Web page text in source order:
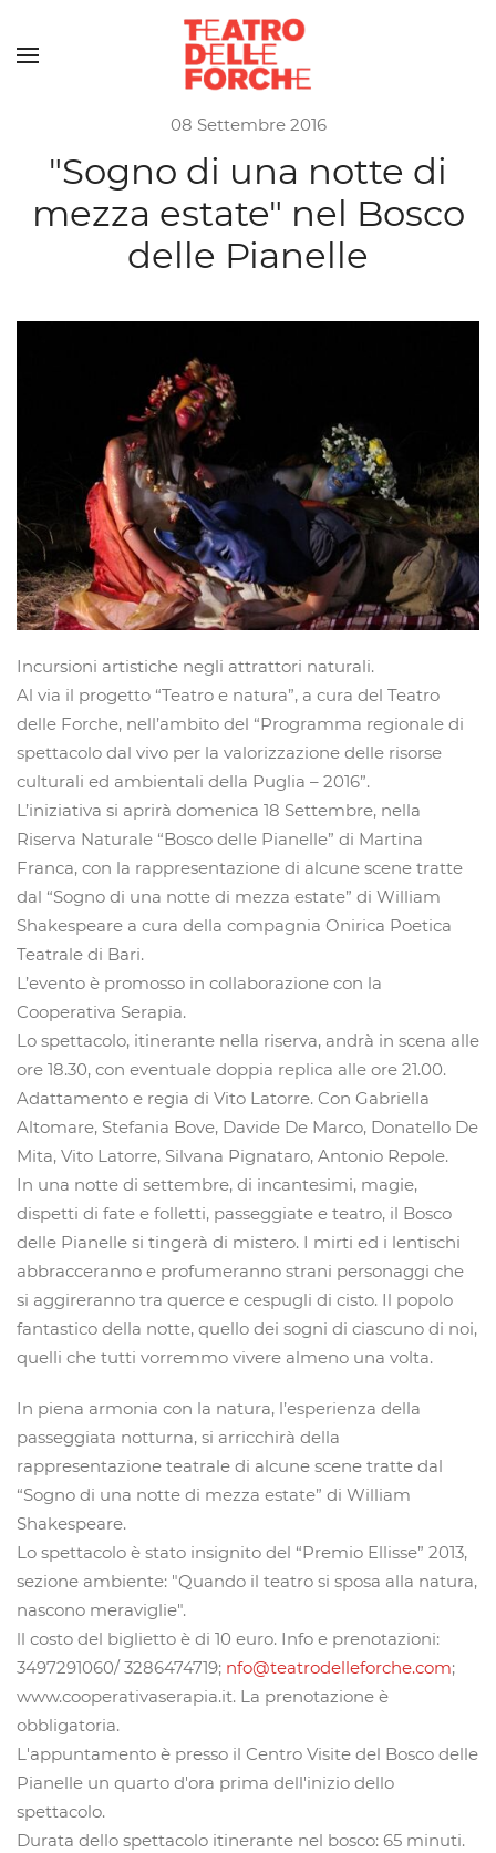
Skip to main content
08 Settembre 2016
"Sogno di una notte di
mezza estate" nel Bosco
delle Pianelle
Incursioni artistiche negli attrattori naturali.
Al via il progetto “Teatro e natura”, a cura del Teatro
delle Forche, nell’ambito del “Programma regionale di
spettacolo dal vivo per la valorizzazione delle risorse
culturali ed ambientali della Puglia – 2016”.
L’iniziativa si aprirà domenica 18 Settembre, nella
Riserva Naturale “Bosco delle Pianelle” di Martina
Franca, con la rappresentazione di alcune scene tratte
dal “Sogno di una notte di mezza estate” di William
Shakespeare a cura della compagnia Onirica Poetica
Teatrale di Bari.
L’evento è promosso in collaborazione con la
Cooperativa Serapia.
Lo spettacolo, itinerante nella riserva, andrà in scena alle
ore 18.30, con eventuale doppia replica alle ore 21.00.
Adattamento e regia di Vito Latorre. Con Gabriella
Altomare, Stefania Bove, Davide De Marco, Donatello De
Mita, Vito Latorre, Silvana Pignataro, Antonio Repole.
In una notte di settembre, di incantesimi, magie,
dispetti di fate e folletti, passeggiate e teatro, il Bosco
delle Pianelle si tingerà di mistero. I mirti ed i lentischi
abbracceranno e profumeranno strani personaggi che
si aggireranno tra querce e cespugli di cisto. Il popolo
fantastico della notte, quello dei sogni di ciascuno di noi,
quelli che tutti vorremmo vivere almeno una volta.
In piena armonia con la natura, l’esperienza della
passeggiata notturna, si arricchirà della
rappresentazione teatrale di alcune scene tratte dal
“Sogno di una notte di mezza estate” di William
Shakespeare.
Lo spettacolo è stato insignito del “Premio Ellisse” 2013,
sezione ambiente: "Quando il teatro si sposa alla natura,
nascono meraviglie".
ll costo del biglietto è di 10 euro. Info e prenotazioni:
3497291060/ 3286474719; nfo@teatrodelleforche.com;
www.cooperativaserapia.it. La prenotazione è
obbligatoria.
L'appuntamento è presso il Centro Visite del Bosco delle
Pianelle un quarto d'ora prima dell'inizio dello
spettacolo.
Durata dello spettacolo itinerante nel bosco: 65 minuti.